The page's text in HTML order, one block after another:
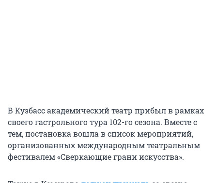
В Кузбасс академический театр прибыл в рамках
своего гастрольного тура 102-го сезона. Вместе с
тем, постановка вошла в список мероприятий,
организованных международным театральным
фестивалем «Сверкающие грани искусства».